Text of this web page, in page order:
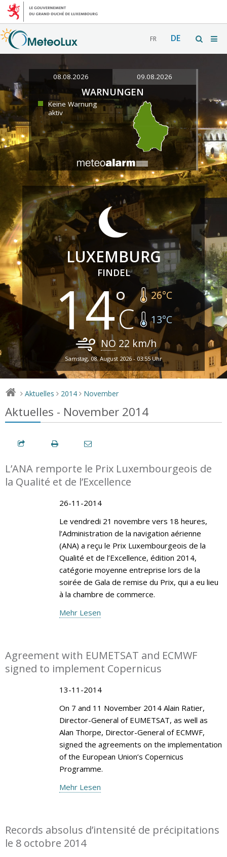
FR DE
08.08.2026 09.08.2026
WARNUNGEN
Keine Warnung
aktiv
LUXEMBURG
FINDEL
14 26°C
13°C
NO 22 km/h
Samstag, 08. August 2026 - 03:55 Uhr
> Aktuelles > 2014 > November
Aktuelles - November 2014
L’ANA remporte le Prix Luxembourgeois de
la Qualité et de l’Excellence
26-11-2014
Le vendredi 21 novembre vers 18 heures,
l’Administration de la navigation aérienne
(ANA) a reçu le Prix Luxembourgeois de la
Qualité et de l’Excellence, édition 2014,
catégorie moyenne entreprise lors de la
soirée de Gala de remise du Prix, qui a eu lieu
à la chambre de commerce.
Mehr Lesen
Agreement with EUMETSAT and ECMWF
signed to implement Copernicus
13-11-2014
On 7 and 11 November 2014 Alain Ratier,
Director-General of EUMETSAT, as well as
Alan Thorpe, Director-General of ECMWF,
signed the agreements on the implementation
of the European Union’s Copernicus
Programme.
Mehr Lesen
Records absolus d’intensité de précipitations
le 8 octobre 2014